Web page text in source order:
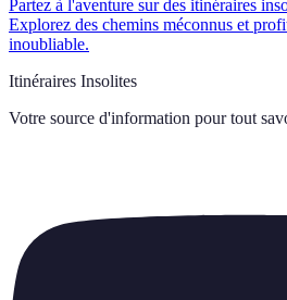
Partez à l'aventure sur des itinéraires
Explorez des chemins méconnus et
inoubliable.
Itinéraires Insolites
Votre source d'information pour tout